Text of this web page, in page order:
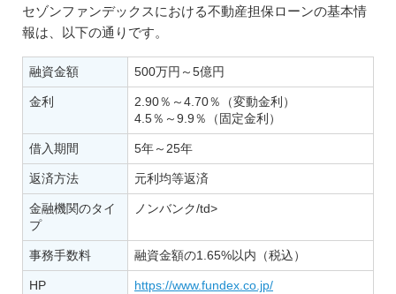
セゾンファンデックスにおける不動産担保ローンの基本情
報は、以下の通りです。
融資金額 500万円～5億円
金利
2.90％～4.70％（変動金利）
4.5％～9.9％（固定金利）
借入期間 5年～25年
返済方法 元利均等返済
金融機関のタイ
プ
ノンバンク/td>
事務手数料 融資金額の1.65%以内（税込）
HP https://www.fundex.co.jp/